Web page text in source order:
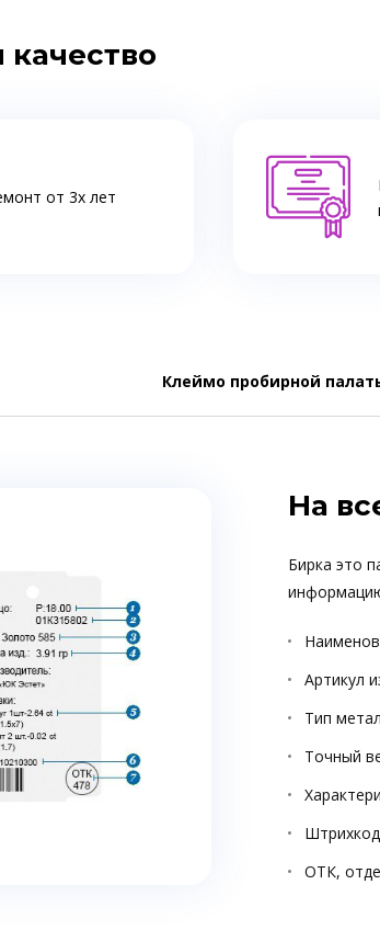
от 3х лет
Клеймо пробирной
На
Бирка это
Артикул
Тип
Точный
ОТК,